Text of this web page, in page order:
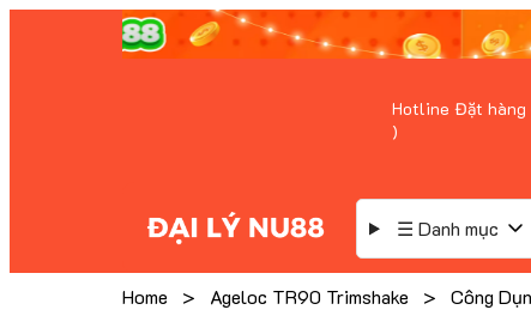
Hotline Đặt hàng
)
☰ Danh mục
Home > Ageloc TR90 Trimshake > Công